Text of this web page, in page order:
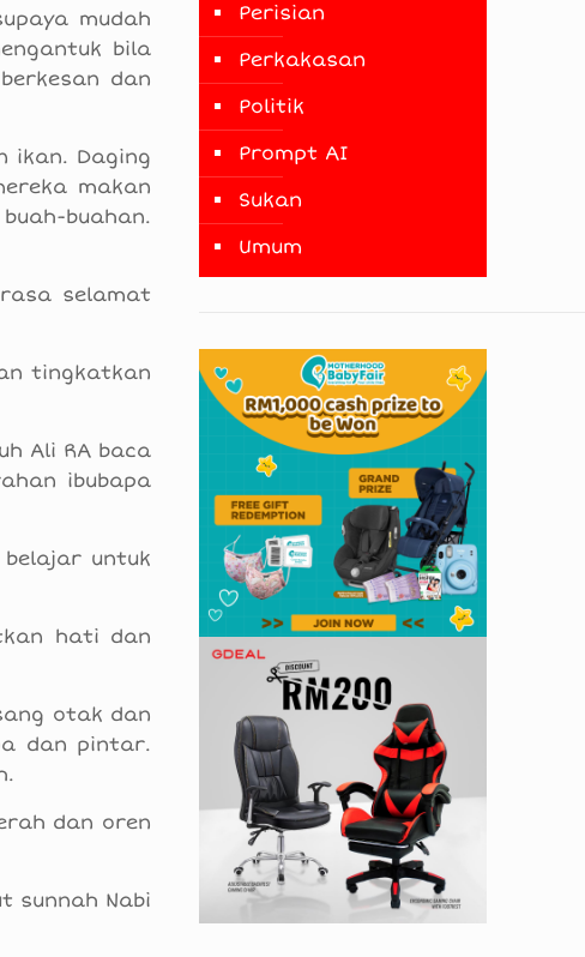
mudah
bila
dan
ikan. Daging
makan
buahan.
selamat
tingkatkan
Ali RA baca
ibubapa
untuk
hati dan
otak dan
dan pintar.
dan oren
sunnah Nabi
Perisian
Perkakasan
Politik
Prompt AI
Sukan
Umum